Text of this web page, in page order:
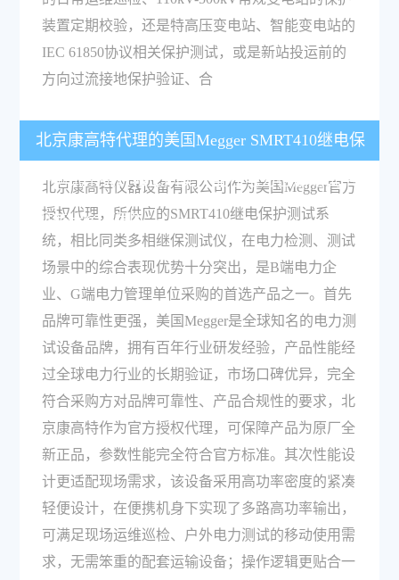
装置定期校验，还是特高压变电站、智能变电站的
IEC 61850协议相关保护测试，或是新站投运前的
方向过流接地保护验证、合
北京康高特代理的美国Megger SMRT410继电保
护测试系统，相比同类产品在电力检测测试中表
现有什么不同？
北京康高特仪器设备有限公司作为美国Megger官方
授权代理，所供应的SMRT410继电保护测试系
统，相比同类多相继保测试仪，在电力检测、测试
场景中的综合表现优势十分突出，是B端电力企
业、G端电力管理单位采购的首选产品之一。首先
品牌可靠性更强，美国Megger是全球知名的电力测
试设备品牌，拥有百年行业研发经验，产品性能经
过全球电力行业的长期验证，市场口碑优异，完全
符合采购方对品牌可靠性、产品合规性的要求，北
京康高特作为官方授权代理，可保障产品为原厂全
新正品，参数性能完全符合官方标准。其次性能设
计更适配现场需求，该设备采用高功率密度的紧凑
轻便设计，在便携机身下实现了多路高功率输出，
可满足现场运维巡检、户外电力测试的移动使用需
求，无需笨重的配套运输设备；操作逻辑更贴合一